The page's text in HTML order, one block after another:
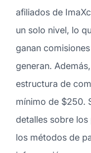
afiliados de
un solo nivel, lo
ganan
generan.
estructura de
mínimo de $250.
detalles sobre
los métodos de